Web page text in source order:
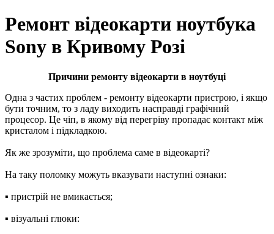
Ремонт відеокарти ноутбука
Sony в Кривому Розі
Причини ремонту відеокарти в ноутбуці
Oдна з частих проблем - ремонту відeoкapти пристрою, і якщо
бути точним, то з ладу виходить насправді графічний
процесор. Це чіп, в якому від перегріву пропадає контакт між
кристалом і підкладкою.
Як же зрозуміти, що проблема саме в відеокарті?
На таку поломку можуть вказувати наступні ознаки:
▪ пристрій нe вмикається;
▪ візуальні глюки: